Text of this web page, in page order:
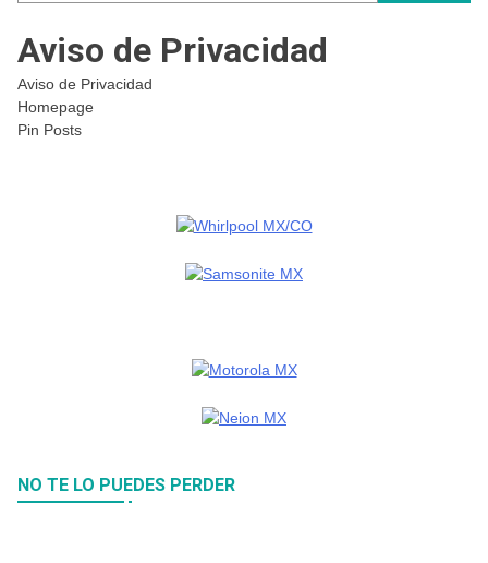
Aviso de Privacidad
Aviso de Privacidad
Homepage
Pin Posts
NO TE LO PUEDES PERDER